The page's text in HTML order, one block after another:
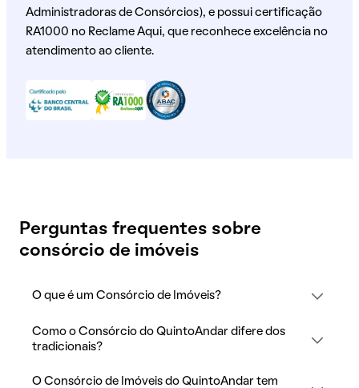
Administradoras de Consórcios), e possui certificação
RA1000 no Reclame Aqui, que reconhece excelência no
atendimento ao cliente.
Perguntas frequentes sobre
consórcio de imóveis
O que é um Consórcio de Imóveis?
Como o Consórcio do QuintoAndar difere dos
tradicionais?
O Consórcio de Imóveis do QuintoAndar tem